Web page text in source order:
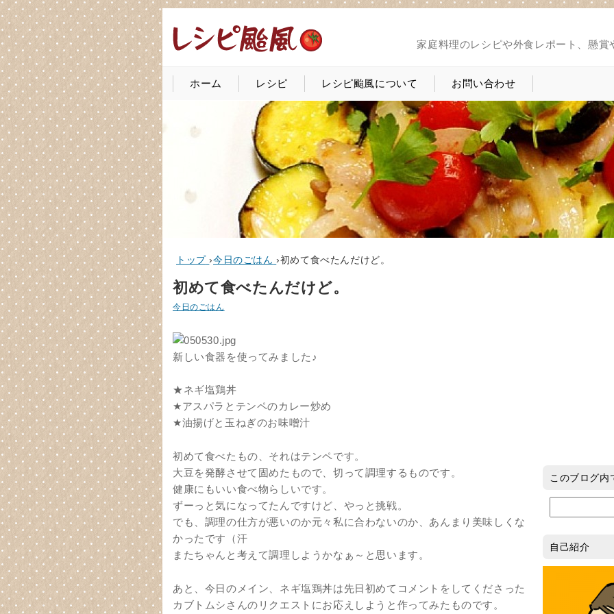
家庭料理のレシピや外食レポート、懸
ホーム レシピ レシピ颱風について お問い合わせ
トップ ›今日のごはん ›初めて食べたんだけど。
初めて食べたんだけど。
今日のごはん
新しい食器を使ってみました♪
★ネギ塩鶏丼
★アスパラとテンペのカレー炒め
★油揚げと玉ねぎのお味噌汁
初めて食べたもの、それはテンペです。
大豆を発酵させて固めたもので、切って調理するものです。
健康にもいい食べ物らしいです。
ずーっと気になってたんですけど、やっと挑戦。
でも、調理の仕方が悪いのか元々私に合わないのか、あんまり美味しくな
かったです（汗
またちゃんと考えて調理しようかなぁ～と思います。
あと、今日のメイン、ネギ塩鶏丼は先日初めてコメントをしてくださった
カブトムシさんのリクエストにお応えしようと作ってみたものです。
このブログ内
自己紹介